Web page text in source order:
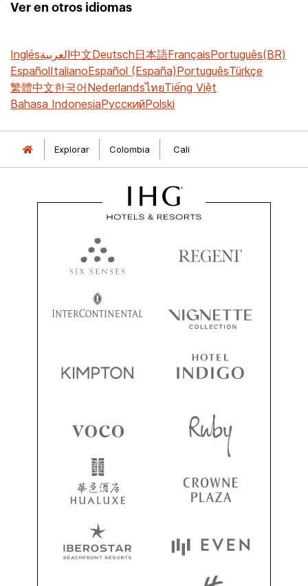
Ver en otros idiomas
Inglésالعربية中文Deutsch日本語FrançaisPortuguês(BR)
EspañolItalianoEspañol (España)PortuguêsTürkçe
繁體中文한국어NederlandsไทยTiếng Việt
Bahasa IndonesiaРусскийPolski
Explorar Colombia Cali